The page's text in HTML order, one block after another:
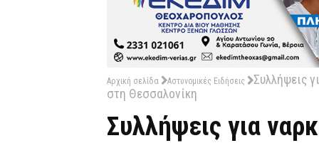
Αρχική σελίδα Αστυνομικές Ειδήσεις
Συλλήψεις
στη Θεσσαλονίκη
Συλλήψεις για